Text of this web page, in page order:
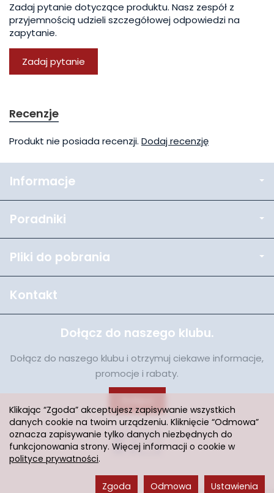
Zadaj pytanie dotyczące produktu. Nasz zespół z
przyjemnością udzieli szczegółowej odpowiedzi na
zapytanie.
Zadaj pytanie
Recenzje
Produkt nie posiada recenzji. Dodaj recenzję
Informacje
Poradniki
Pliki do pobrania
Kontakt
Dołącz do naszego klubu.
Dołącz do naszego klubu i otrzymuj ciekawe informacje,
promocje i rabaty.
Klikając “Zgoda” akceptujesz zapisywanie wszystkich
danych cookie na twoim urządzeniu. Kliknięcie “Odmowa”
oznacza zapisywanie tylko danych niezbędnych do
funkcjonowania strony. Więcej informacji o cookie w
polityce prywatności.
Ustawienia
Odmowa
Zgoda